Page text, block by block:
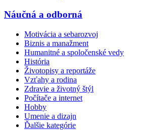
Náučná a odborná
Motivácia a sebarozvoj
Biznis a manažment
Humanitné a spoločenské vedy
História
Životopisy a reportáže
Vzťahy a rodina
Zdravie a životný štýl
Počítače a internet
Hobby
Umenie a dizajn
Ďalšie kategórie